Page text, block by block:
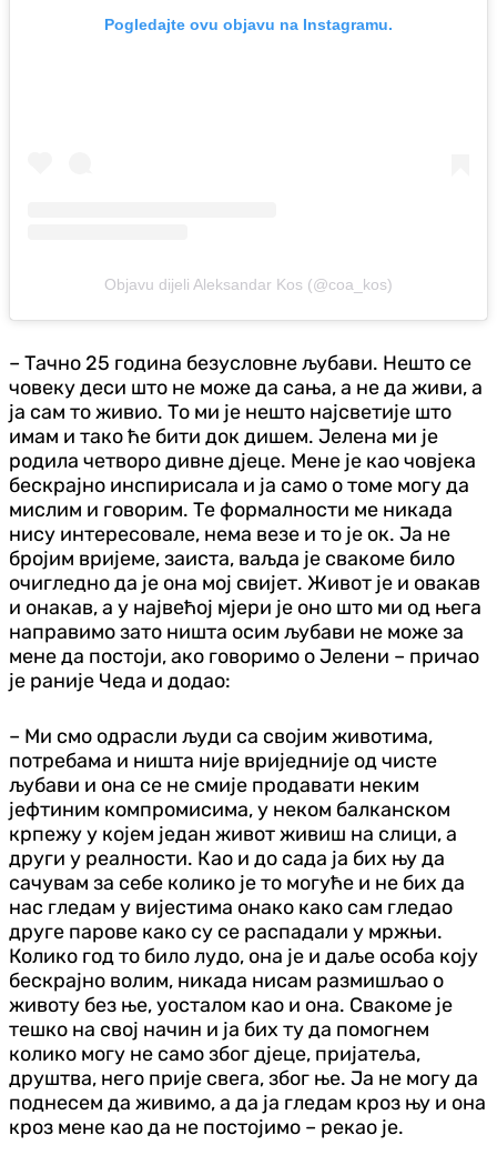
Pogledajte ovu objavu na Instagramu.
Objavu dijeli Aleksandar Kos (@coa_kos)
– Тачно 25 година безусловне љубави. Нешто се
човеку деси што не може да сања, а не да живи, а
ја сам то живио. То ми је нешто најсветије што
имам и тако ће бити док дишем. Јелена ми је
родила четворо дивне д‌јеце. Мене је као човјека
бескрајно инспирисала и ја само о томе могу да
мислим и говорим. Те формалности ме никада
нису интересовале, нема везе и то је ок. Ја не
бројим вријеме, заиста, ваљда је свакоме било
очигледно да је она мој свијет. Живот је и овакав
и онакав, а у највећој мјери је оно што ми од њега
направимо зато ништа осим љубави не може за
мене да постоји, ако говоримо о Јелени – причао
је раније Чеда и додао:
– Ми смо одрасли људи са својим животима,
потребама и ништа није вриједније од чисте
љубави и она се не смије продавати неким
јефтиним компромисима, у неком балканском
крпежу у којем један живот живиш на слици, а
други у реалности. Као и до сада ја бих њу да
сачувам за себе колико је то могуће и не бих да
нас гледам у вијестима онако како сам гледао
друге парове како су се распадали у мржњи.
Колико год то било лудо, она је и даље особа коју
бескрајно волим, никада нисам размишљао о
животу без ње, уосталом као и она. Свакоме је
тешко на свој начин и ја бих ту да помогнем
колико могу не само због д‌јеце, пријатеља,
друштва, него прије свега, због ње. Ја не могу да
поднесем да живимо, а да ја гледам кроз њу и она
кроз мене као да не постојимо – рекао је.